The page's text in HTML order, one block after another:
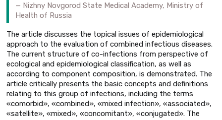
Nizhny Novgorod State Medical Academy, Ministry of
Health of Russia
The article discusses the topical issues of epidemiological
approach to the evaluation of combined infectious diseases.
The current structure of co-infections from perspective of
ecological and epidemiological classification, as well as
according to component composition, is demonstrated. The
article critically presents the basic concepts and definitions
relating to this group of infections, including the terms
«comorbid», «combined», «mixed infection», «associated»,
«satellite», «mixed», «concomitant», «conjugated». The